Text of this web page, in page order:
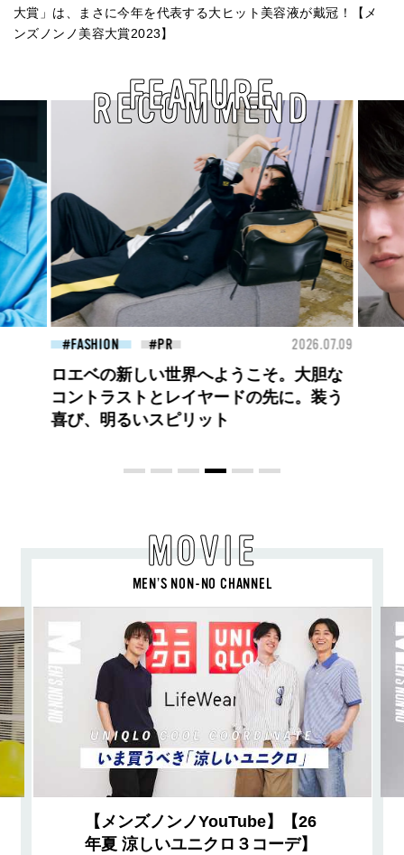
大賞」は、まさに今年を代表する大ヒット美容液が戴冠！【メ
ンズノンノ美容大賞2023】
RECOMMEND
FEATURE
FASHION 2026.07.09
高橋璃央と、ジュエッテの出会い。夏の
定番、ピンクゴールドが印象的
な“SUMMER PINK”［meets Jouete!
MOVIE
MEN’S NON-NO CHANNEL
【メンズノンノYouTube】【26
年夏 涼しいユニクロ３コーデ】